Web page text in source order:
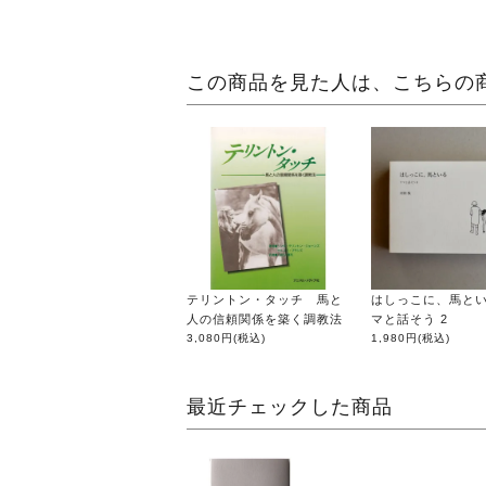
この商品を見た人は、こちらの
テリントン・タッチ 馬と
人の信頼関係を築く調教法
3,080円(税込)
はしっこに、馬と
マと話そう 2
1,980円(税込)
最近チェックした商品